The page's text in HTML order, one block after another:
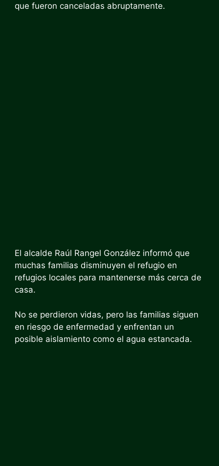
que fueron canceladas abruptamente.
El alcalde Raúl Rangel González informó que
muchas familias disminuyen el refugio en
refugios locales para mantenerse más cerca de
casa.
No se perdieron vidas, pero las familias siguen
en riesgo de enfermedad y enfrentan un
posible aislamiento como el agua estancada.